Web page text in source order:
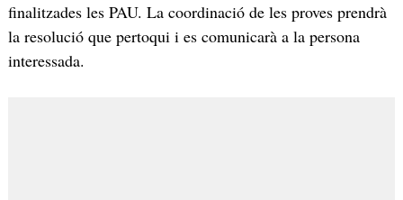
finalitzades les PAU. La coordinació de les proves prendrà
la resolució que pertoqui i es comunicarà a la persona
interessada.